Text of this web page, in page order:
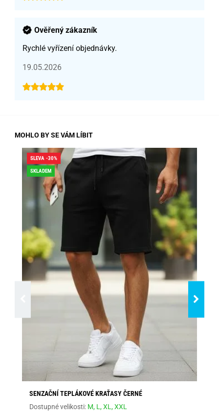
Ověřený zákazník
Rychlé vyřízení objednávky.
19.05.2026
MOHLO BY SE VÁM LÍBIT
SLEVA -30%
SKLADEM
SENZAČNÍ TEPLÁKOVÉ KRAŤASY ČERNÉ
Dostupné velikosti: M, L,XL,XXL